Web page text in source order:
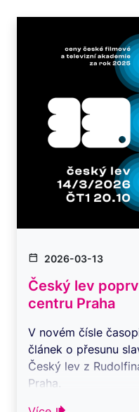
2026-03-13
Český lev
centru Praha
V novém čísle
článek o přesunu
Český lev z
Praha.